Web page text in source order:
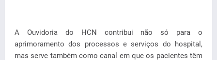
A Ouvidoria do HCN contribui não só para o
aprimoramento dos processos e serviços do hospital,
mas serve também como canal em que os pacientes têm